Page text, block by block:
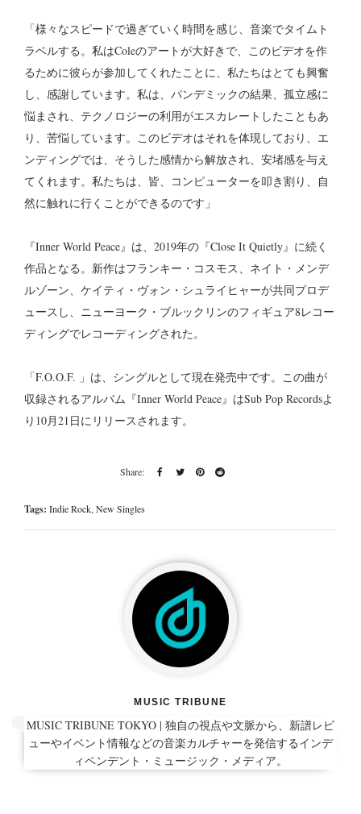
「様々なスピードで過ぎていく時間を感じ、音楽でタイムト
ラベルする。私はColeのアートが大好きで、このビデオを作
るために彼らが参加してくれたことに、私たちはとても興奮
し、感謝しています。私は、パンデミックの結果、孤立感に
悩まされ、テクノロジーの利用がエスカレートしたこともあ
り、苦悩しています。このビデオはそれを体現しており、エ
ンディングでは、そうした感情から解放され、安堵感を与え
てくれます。私たちは、皆、コンピューターを叩き割り、自
然に触れに行くことができるのです」
『Inner World Peace』は、2019年の『Close It Quietly』に続く
作品となる。新作はフランキー・コスモス、ネイト・メンデ
ルゾーン、ケイティ・ヴォン・シュライヒャーが共同プロデ
ュースし、ニューヨーク・ブルックリンのフィギュア8レコー
ディングでレコーディングされた。
「F.O.O.F. 」は、シングルとして現在発売中です。この曲が
収録されるアルバム『Inner World Peace』はSub Pop Recordsよ
り10月21日にリリースされます。
Tags: Indie Rock,New Singles
MUSIC TRIBUNE
MUSIC TRIBUNE TOKYO | 独自の視点や文脈から、新譜レビ
ューやイベント情報などの音楽カルチャーを発信するインデ
ィペンデント・ミュージック・メディア。